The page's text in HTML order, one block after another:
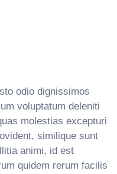
odio dignissimos
voluptatum deleniti
molestias excepturi
similique sunt
animi, id est
quidem rerum facilis